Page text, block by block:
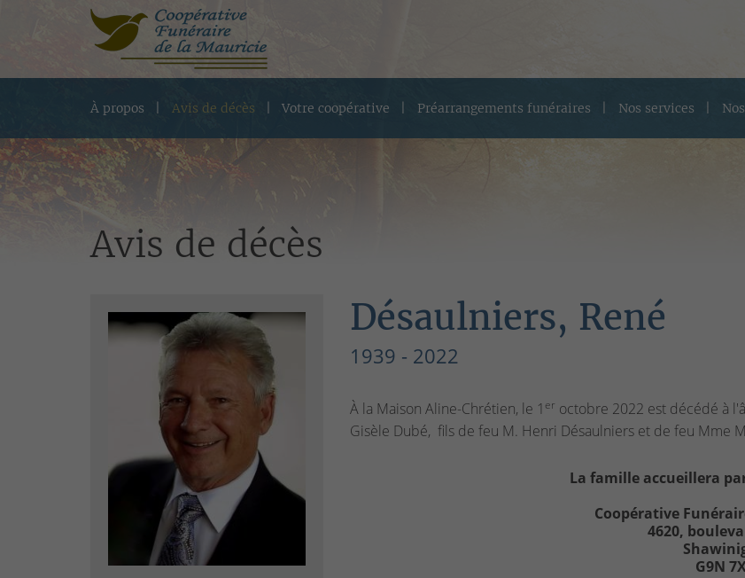
À propos Avis de décès Votre coopérative Préarrangements funéraires Nos services
Avis de décès
Désaulniers, René
1939 - 2022
À la Maison Aline-Chrétien, le 1 er octobre 2022 est décédé à
Gisèle Dubé, fils de feu M. Henri Désaulniers et de feu Mme
La famille accueillera
Coopérative
4620,
G9N